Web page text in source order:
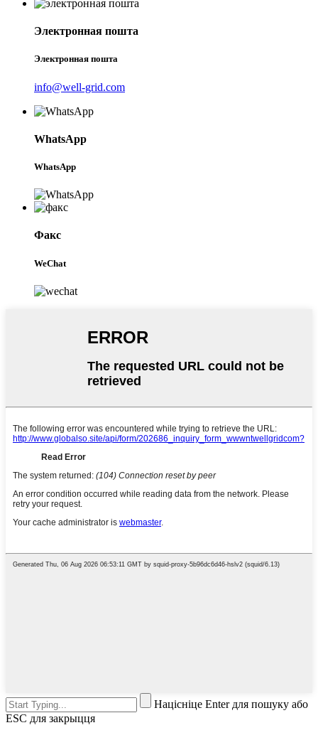
Электронная пошта
Электронная пошта
info@well-grid.com
WhatsApp
WhatsApp
Факс
WeChat
Націсніце Enter для пошуку або
ESC для закрыцця